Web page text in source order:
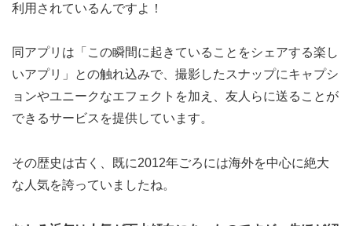
利用されているんですよ！
同アプリは「この瞬間に起きていることをシェアする楽し
いアプリ」との触れ込みで、撮影したスナップにキャプシ
ョンやユニークなエフェクトを加え、友人らに送ることが
できるサービスを提供しています。
その歴史は古く、既に2012年ごろには海外を中心に絶大
な人気を誇っていましたね。